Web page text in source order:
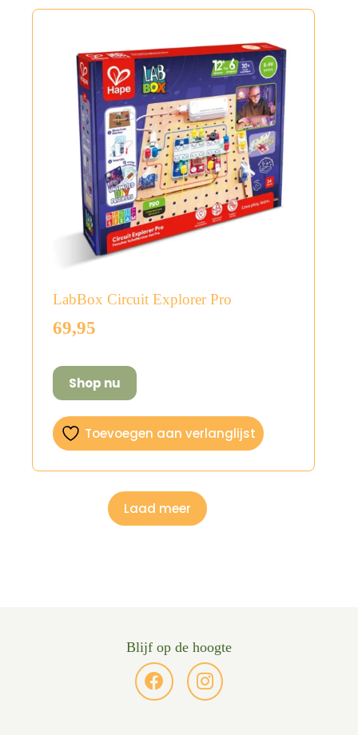
LabBox Circuit Explorer Pro
69,95
Shop nu
Toevoegen aan verlanglijst
Laad meer
Blijf op de hoogte